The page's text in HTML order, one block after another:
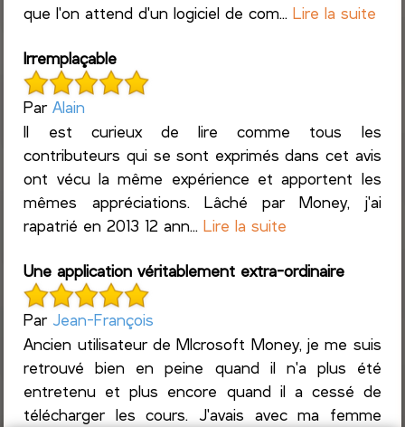
que l'on attend d'un logiciel de com...Lire la suite
Irremplaçable
ParAlain
Il est curieux de lire comme tous les
contributeurs qui se sont exprimés dans cet avis
ont vécu la même expérience et apportent les
mêmes appréciations. Lâché par Money, j'ai
rapatrié en 2013 12 ann...Lire la suite
Une application véritablement extra-ordinaire
Par Jean-François
Ancien utilisateur de MIcrosoft Money, je me suis
retrouvé bien en peine quand il n'a plus été
entretenu et plus encore quand il a cessé de
télécharger les cours. J'avais avec ma femme